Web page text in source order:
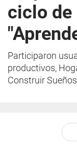
ciclo
Participaron
productivos,
Construir